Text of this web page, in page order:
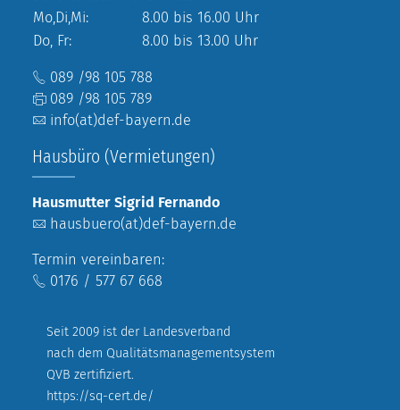
Mo,Di,Mi:
8.00 bis 16.00 Uhr
Do, Fr:
8.00 bis 13.00 Uhr
089 /98 105 788
089 /98 105 789
info(at)def-bayern.de
Hausbüro (Vermietungen)
Hausmutter Sigrid Fernando
hausbuero(at)def-bayern.de
Termin vereinbaren:
0176 / 577 67 668
Seit 2009 ist der Landesverband
nach dem Qualitätsmanagementsystem
QVB zertifiziert.
https://sq-cert.de/